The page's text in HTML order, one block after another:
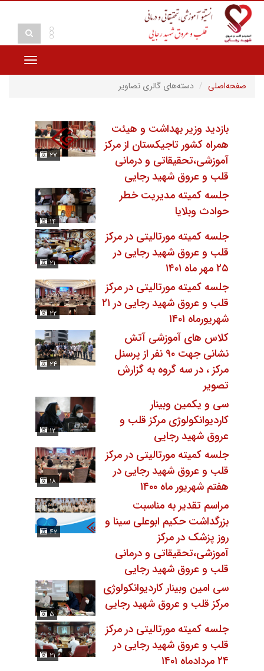
Toggle
صفحه‌اصلی
دسته‌های گالری تصاویر
۲۷
بازدید وزیر بهداشت و هیئت
همراه کشور تاجیکستان از مرکز
آموزشی،تحقیقاتی و درمانی
قلب و عروق شهید رجایی
۱۴
جلسه کمیته مدیریت خطر
حوادث وبلایا
۲۱
جلسه کمیته مورتالیتی در مرکز
قلب و عروق شهید رجایی در
۲۵ مهر ماه ۱۴۰۱
۲۲
جلسه کمیته مورتالیتی در مرکز
قلب و عروق شهید رجایی در ۲۱
شهریورماه ۱۴۰۱
۲۴
کلاس های آموزشی آتش
نشانی جهت ۹۰ نفر از پرسنل
مرکز ، در سه گروه به گزارش
تصویر
۱۲
سى و یکمین وبینار
کاردیوانکولوژی مرکز قلب و
عروق شهید رجایی
۱۸
جلسه کمیته مورتالیتی در مرکز
قلب و عروق شهید رجایی در
هفتم شهریور ماه ۱۴۰۰
۴۲
مراسم تقدیر به مناسبت
بزرگداشت حکیم ابوعلی سینا و
روز پزشک در مرکز
آموزشی،تحقیقاتی و درمانی
قلب و عروق شهید رجایی
۵
سى امین وبینار کاردیوانکولوژی
مرکز قلب و عروق شهید رجایی
۲۱
جلسه کمیته مورتالیتی در مرکز
قلب و عروق شهید رجایی در
۲۴ مردادماه ۱۴۰۱